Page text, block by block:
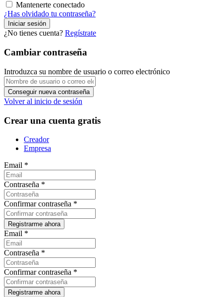
Mantenerte conectado
¿Has olvidado tu contraseña?
¿No tienes cuenta? Regístrate
Cambiar contraseña
Introduzca su nombre de usuario o correo electrónico
Volver al inicio de sesión
Crear una cuenta gratis
Creador
Empresa
Email *
Contraseña *
Confirmar contraseña *
Email *
Contraseña *
Confirmar contraseña *